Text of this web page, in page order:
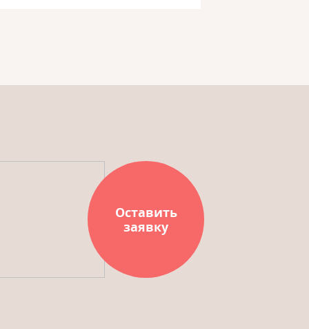
Оставить
заявку